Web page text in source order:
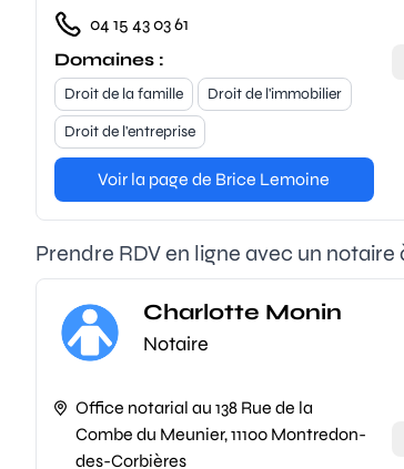
04 15 43 03 61
Domaines :
Droit de la famille
Droit de l'immobilier
Droit de l'entreprise
Voir la page de Brice Lemoine
Prendre RDV en ligne avec un
Charlotte Monin
Notaire
Office notarial au 138 Rue de la
Combe du Meunier, 11100 Montredon-
des-Corbières